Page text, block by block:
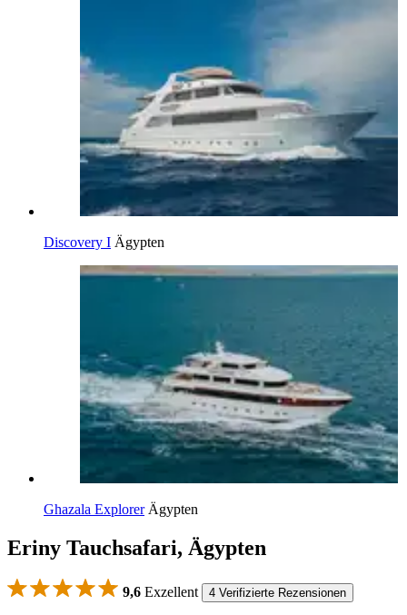
Discovery I Ägypten
Ghazala Explorer Ägypten
Eriny Tauchsafari, Ägypten
9,6 Exzellent 4 Verifizierte Rezensionen